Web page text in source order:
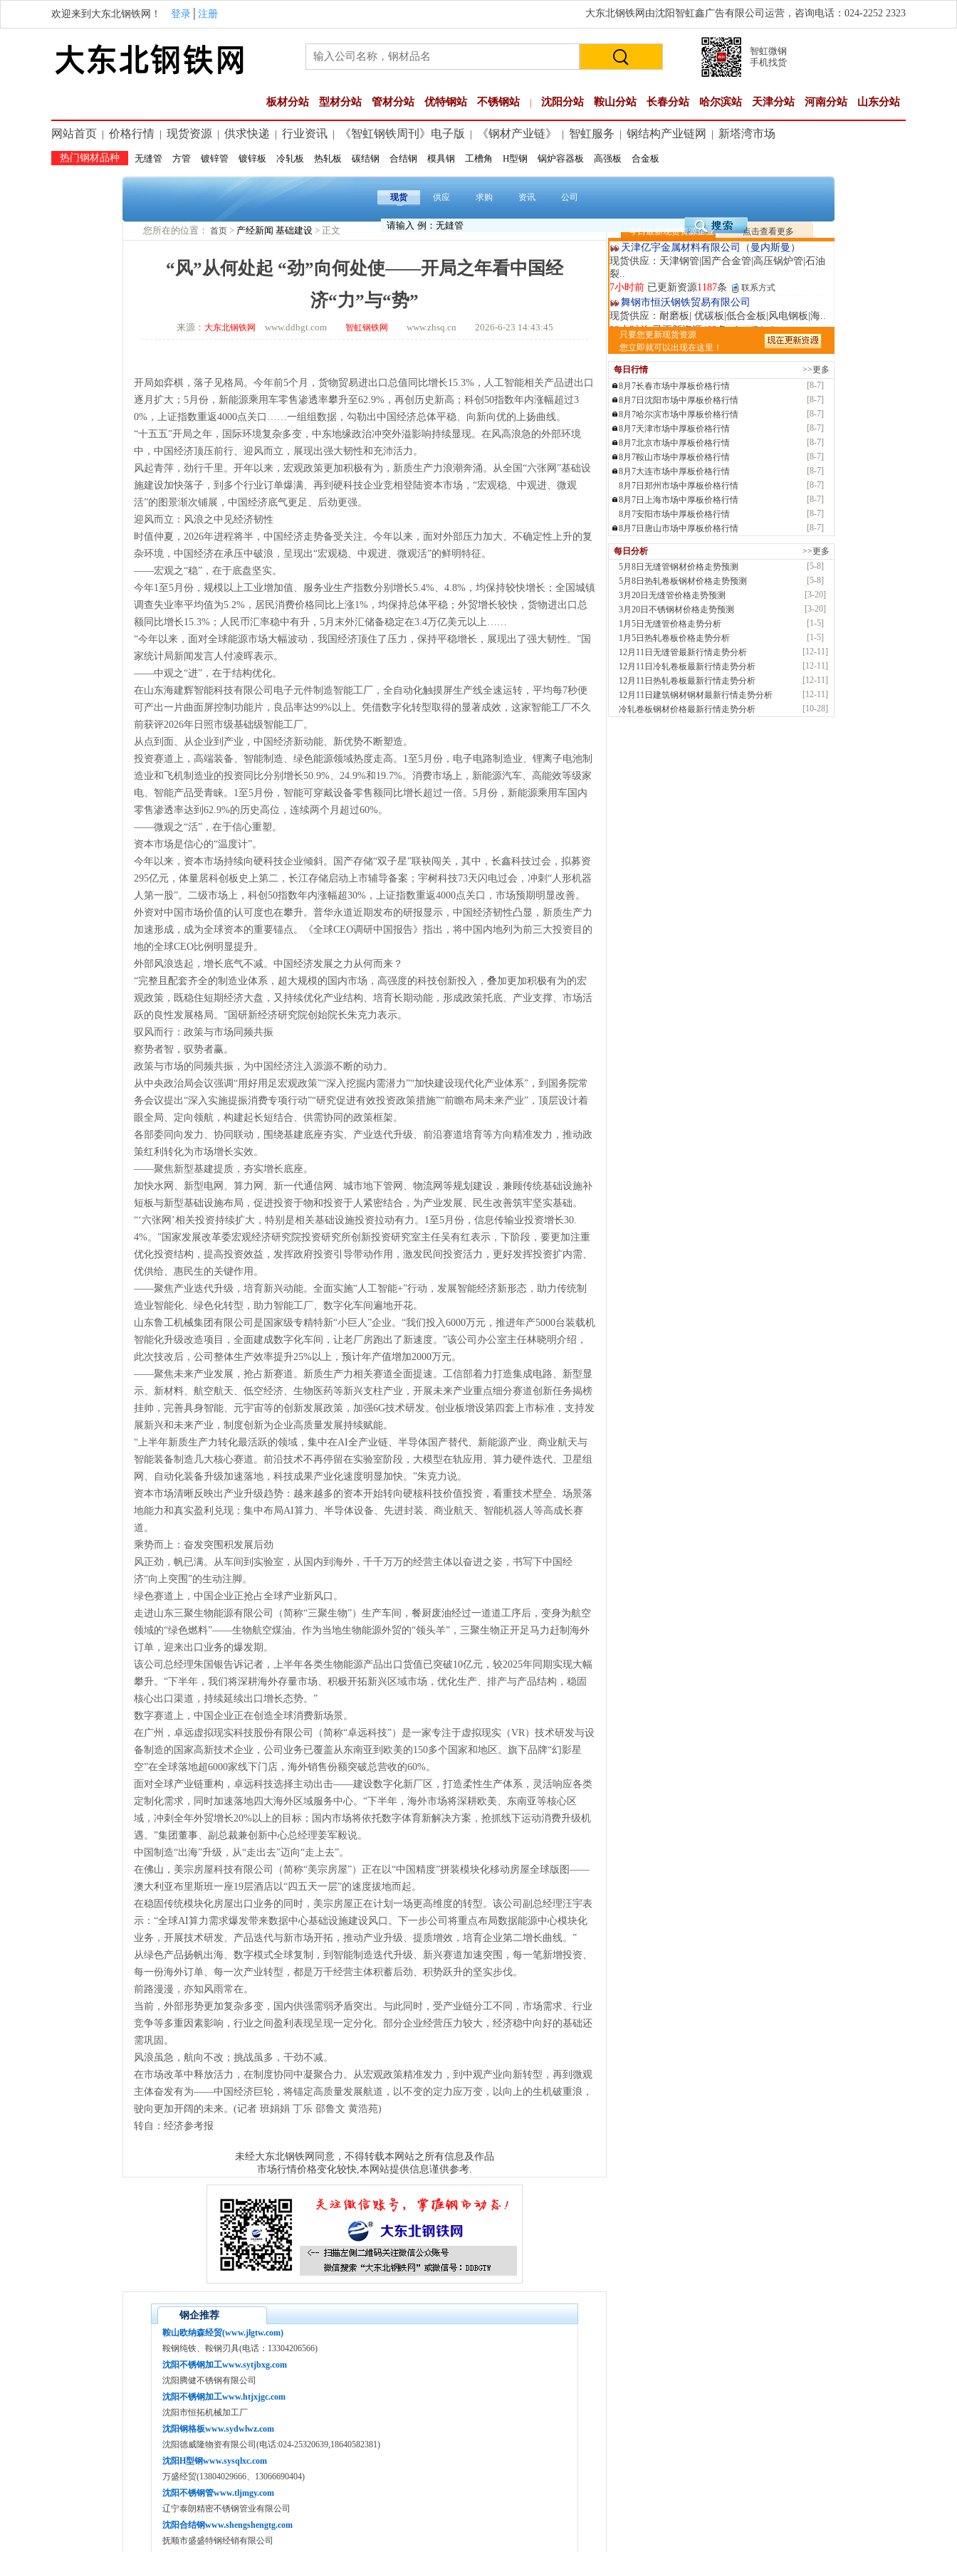
欢迎来到大东北钢铁网！ 登录 注册 大东北钢铁网由沈阳智虹鑫广告有限公司运营，咨询电话：024-2252 2323
智虹微钢
手机找货
板材分站 型材分站 管材分站 优特钢站 不锈钢站 沈阳分站 鞍山分站 长春分站 哈尔滨站 天津分站 河南分站 山东分站
网站首页 价格行情 现货资源 供求快递 行业资讯 《智虹钢铁周刊》电子版 《钢材产业链》 智虹服务 钢结构产业链网 新塔湾市场
热门钢材品种 无缝管 方管 镀锌管 镀锌板 冷轧板 热轧板 碳结钢 合结钢 模具钢 工槽角 H型钢 锅炉容器板 高强板 合金板
现货 供应 求购 资讯 公司
您所在的位置： 首页 > 产经新闻 基础建设 > 正文
“风”从何处起 “劲”向何处使——开局之年看中国经
济“力”与“势”
来源： 大东北钢铁网 www.ddbgt.com 智虹钢铁网 www.zhsq.cn 2026-6-23 14:43:45
开局如弈棋，落子见格局。今年前5个月，货物贸易进出口总值同比增长15.3%，人工智能相关产品进出口
逐月扩大；5月份，新能源乘用车零售渗透率攀升至62.9%，再创历史新高；科创50指数年内涨幅超过3
0%，上证指数重返4000点关口……一组组数据，勾勒出中国经济总体平稳、向新向优的上扬曲线。
“十五五”开局之年，国际环境复杂多变，中东地缘政治冲突外溢影响持续显现。在风高浪急的外部环境
中，中国经济顶压前行、迎风而立，展现出强大韧性和充沛活力。
风起青萍，劲行千里。开年以来，宏观政策更加积极有为，新质生产力浪潮奔涌。从全国“六张网”基础设
施建设加快落子，到多个行业订单爆满、再到硬科技企业竞相登陆资本市场，“宏观稳、中观进、微观
活”的图景渐次铺展，中国经济底气更足、后劲更强。
迎风而立：风浪之中见经济韧性
时值仲夏，2026年进程将半，中国经济走势备受关注。今年以来，面对外部压力加大、不确定性上升的复
杂环境，中国经济在承压中破浪，呈现出“宏观稳、中观进、微观活”的鲜明特征。
——宏观之“稳”，在于底盘坚实。
今年1至5月份，规模以上工业增加值、服务业生产指数分别增长5.4%、4.8%，均保持较快增长；全国城镇
调查失业率平均值为5.2%，居民消费价格同比上涨1%，均保持总体平稳；外贸增长较快，货物进出口总
额同比增长15.3%；人民币汇率稳中有升，5月末外汇储备稳定在3.4万亿美元以上……
“今年以来，面对全球能源市场大幅波动，我国经济顶住了压力，保持平稳增长，展现出了强大韧性。”国
家统计局新闻发言人付凌晖表示。
——中观之“进”，在于结构优化。
在山东海建辉智能科技有限公司电子元件制造智能工厂，全自动化触摸屏生产线全速运转，平均每7秒便
可产出一片曲面屏控制功能片，良品率达99%以上。凭借数字化转型取得的显著成效，这家智能工厂不久
前获评2026年日照市级基础级智能工厂。
从点到面、从企业到产业，中国经济新动能、新优势不断塑造。
投资赛道上，高端装备、智能制造、绿色能源领域热度走高。1至5月份，电子电路制造业、锂离子电池制
造业和飞机制造业的投资同比分别增长50.9%、24.9%和19.7%。消费市场上，新能源汽车、高能效等级家
电、智能产品受青睐。1至5月份，智能可穿戴设备零售额同比增长超过一倍。5月份，新能源乘用车国内
零售渗透率达到62.9%的历史高位，连续两个月超过60%。
——微观之“活”，在于信心重塑。
资本市场是信心的“温度计”。
今年以来，资本市场持续向硬科技企业倾斜。国产存储“双子星”联袂闯关，其中，长鑫科技过会，拟募资
295亿元，体量居科创板史上第二，长江存储启动上市辅导备案；宇树科技73天闪电过会，冲刺“人形机器
人第一股”。二级市场上，科创50指数年内涨幅超30%，上证指数重返4000点关口，市场预期明显改善。
外资对中国市场价值的认可度也在攀升。普华永道近期发布的研报显示，中国经济韧性凸显，新质生产力
加速形成，成为全球资本的重要锚点。《全球CEO调研中国报告》指出，将中国内地列为前三大投资目的
地的全球CEO比例明显提升。
外部风浪迭起，增长底气不减。中国经济发展之力从何而来？
“完整且配套齐全的制造业体系，超大规模的国内市场，高强度的科技创新投入，叠加更加积极有为的宏
观政策，既稳住短期经济大盘，又持续优化产业结构、培育长期动能，形成政策托底、产业支撑、市场活
跃的良性发展格局。”国研新经济研究院创始院长朱克力表示。
驭风而行：政策与市场同频共振
察势者智，驭势者赢。
政策与市场的同频共振，为中国经济注入源源不断的动力。
从中央政治局会议强调“用好用足宏观政策”“深入挖掘内需潜力”“加快建设现代化产业体系”，到国务院常
务会议提出“深入实施提振消费专项行动”“研究促进有效投资政策措施”“前瞻布局未来产业”，顶层设计着
眼全局、定向领航，构建起长短结合、供需协同的政策框架。
各部委同向发力、协同联动，围绕基建底座夯实、产业迭代升级、前沿赛道培育等方向精准发力，推动政
策红利转化为市场增长实效。
——聚焦新型基建提质，夯实增长底座。
加快水网、新型电网、算力网、新一代通信网、城市地下管网、物流网等规划建设，兼顾传统基础设施补
短板与新型基础设施布局，促进投资于物和投资于人紧密结合，为产业发展、民生改善筑牢坚实基础。
“‘六张网’相关投资持续扩大，特别是相关基础设施投资拉动有力。1至5月份，信息传输业投资增长30.
4%。”国家发展改革委宏观经济研究院投资研究所创新投资研究室主任吴有红表示，下阶段，要更加注重
优化投资结构，提高投资效益，发挥政府投资引导带动作用，激发民间投资活力，更好发挥投资扩内需、
优供给、惠民生的关键作用。
——聚焦产业迭代升级，培育新兴动能。全面实施“人工智能+”行动，发展智能经济新形态，助力传统制
造业智能化、绿色化转型，助力智能工厂、数字化车间遍地开花。
山东鲁工机械集团有限公司是国家级专精特新“小巨人”企业。“我们投入6000万元，推进年产5000台装载机
智能化升级改造项目，全面建成数字化车间，让老厂房跑出了新速度。”该公司办公室主任林晓明介绍，
此次技改后，公司整体生产效率提升25%以上，预计年产值增加2000万元。
——聚焦未来产业发展，抢占新赛道。新质生产力相关赛道全面提速。工信部着力打造集成电路、新型显
示、新材料、航空航天、低空经济、生物医药等新兴支柱产业，开展未来产业重点细分赛道创新任务揭榜
挂帅，完善具身智能、元宇宙等的创新发展政策，加强6G技术研发。创业板增设第四套上市标准，支持发
展新兴和未来产业，制度创新为企业高质量发展持续赋能。
“上半年新质生产力转化最活跃的领域，集中在AI全产业链、半导体国产替代、新能源产业、商业航天与
智能装备制造几大核心赛道。前沿技术不再停留在实验室阶段，大模型在轨应用、算力硬件迭代、卫星组
网、自动化装备升级加速落地，科技成果产业化速度明显加快。”朱克力说。
资本市场清晰反映出产业升级趋势：越来越多的资本开始转向硬核科技价值投资，看重技术壁垒、场景落
地能力和真实盈利兑现；集中布局AI算力、半导体设备、先进封装、商业航天、智能机器人等高成长赛
道。
乘势而上：奋发突围积发展后劲
风正劲，帆已满。从车间到实验室，从国内到海外，千千万万的经营主体以奋进之姿，书写下中国经
济“向上突围”的生动注脚。
绿色赛道上，中国企业正抢占全球产业新风口。
走进山东三聚生物能源有限公司（简称“三聚生物”）生产车间，餐厨废油经过一道道工序后，变身为航空
领域的“绿色燃料”——生物航空煤油。作为当地生物能源外贸的“领头羊”，三聚生物正开足马力赶制海外
订单，迎来出口业务的爆发期。
该公司总经理朱国银告诉记者，上半年各类生物能源产品出口货值已突破10亿元，较2025年同期实现大幅
攀升。“下半年，我们将深耕海外存量市场、积极开拓新兴区域市场，优化生产、排产与产品结构，稳固
核心出口渠道，持续延续出口增长态势。”
数字赛道上，中国企业正在创造全球消费新场景。
在广州，卓远虚拟现实科技股份有限公司（简称“卓远科技”）是一家专注于虚拟现实（VR）技术研发与设
备制造的国家高新技术企业，公司业务已覆盖从东南亚到欧美的150多个国家和地区。旗下品牌“幻影星
空”在全球落地超6000家线下门店，海外销售份额突破总营收的60%。
面对全球产业链重构，卓远科技选择主动出击——建设数字化新厂区，打造柔性生产体系，灵活响应各类
定制化需求，同时加速落地四大海外区域服务中心。“下半年，海外市场将深耕欧美、东南亚等核心区
域，冲刺全年外贸增长20%以上的目标；国内市场将依托数字体育新解决方案，抢抓线下运动消费升级机
遇。”集团董事、副总裁兼创新中心总经理姜军毅说。
中国制造“出海”升级，从“走出去”迈向“走上去”。
在佛山，美宗房屋科技有限公司（简称“美宗房屋”）正在以“中国精度”拼装模块化移动房屋全球版图——
澳大利亚布里斯班一座19层酒店以“四五天一层”的速度拔地而起。
在稳固传统模块化房屋出口业务的同时，美宗房屋正在计划一场更高维度的转型。该公司副总经理汪宇表
示：“全球AI算力需求爆发带来数据中心基础设施建设风口。下一步公司将重点布局数据能源中心模块化
业务，开展技术研发、产品迭代与新市场开拓，推动产业升级、提质增效，培育企业第二增长曲线。”
从绿色产品扬帆出海、数字模式全球复制，到智能制造迭代升级、新兴赛道加速突围，每一笔新增投资、
每一份海外订单、每一次产业转型，都是万千经营主体积蓄后劲、积势跃升的坚实步伐。
前路漫漫，亦知风雨常在。
当前，外部形势更加复杂多变，国内供强需弱矛盾突出。与此同时，受产业链分工不同，市场需求、行业
竞争等多重因素影响，行业之间盈利表现呈现一定分化。部分企业经营压力较大，经济稳中向好的基础还
需巩固。
风浪虽急，航向不改；挑战虽多，干劲不减。
在市场改革中释放活力，在制度协同中凝聚合力。从宏观政策精准发力，到中观产业向新转型，再到微观
主体奋发有为——中国经济巨轮，将锚定高质量发展航道，以不变的定力应万变，以向上的生机破重浪，
驶向更加开阔的未来。(记者 班娟娟 丁乐 邵鲁文 黄浩苑)
转自：经济参考报
未经大东北钢铁网 同意，不得转载本网站之所有信息及作品
市场行情价格变化较快,本网站提供信息谨供参考.
今日最新现货资源企业 点击查看更多
玖隆晟钢管制造有限公司
1小时前
已更新资源 419条 联系方式
安阳市润兴商贸有限公司
现货供应：低合金板|高强度板|Z向板|
山东鑫启程钢管有限公司
现货供应：
现货供应：锅炉容器板Q245R Q345R|国标国..
7小时前已更新资源302条 联系方式
天津亿宇金属材料有限公司（曼内斯曼）
现货供应：天津钢管|国产合金管|高压锅炉管|石油
裂..
7小时前已更新资源1187条 联系方式
舞钢市恒沃钢铁贸易有限公司
现货供应：耐磨板| 优碳板|低合金板|风电钢板|海..
23小时前已更新资源483条
河南省智帅实业有限公司
现货供应：特厚钢板|耐磨钢|容器板|
1天前已更新资源
舞钢市盛隆物资有限公司
现货供应：中低温锅炉容器板|中厚板|耐磨板|高强
板..
1天前已更新资源21条 联系方式
天津宝仓腾飞钢管销售有限公司
现货供应：输送流体管、高压锅炉管、化肥专用
管、耐低..
1天前已更新资源875条 联系方式
天津市辰建商贸有限公司
现货供应：不锈方管| 热扩无缝管| 方矩管
1天前已更新资源1280条 联系方式
现货供应：无缝管|合金管|圆钢|精密光亮管|马氏体..
1小时前已更新资源419条 联系方式
安阳市润兴商贸有限公司
现货供应：低合金板|高强度板|Z向板|
2小时前已更新资源254条
山东鑫启程钢管有限公司
现货供应：
2小时前 已更新资源958条 联系方式
河南敬冶重工有限公司
现货供应：锅炉容器板Q245R Q345R|国标国..
7小时前 已更新资源302条 联系方式
天津亿宇金属材料有限公司（曼内斯曼）
只要您更新现货资源
您立即就可以出现在这里！
每日行情
>>更多
8月7长春市场中厚板价格行情
[8-7]
8月7日沈阳市场中厚板价格行情
[8-7]
8月7哈尔滨市场中厚板价格行情
[8-7]
8月7天津市场中厚板价格行情
[8-7]
8月7北京市场中厚板价格行情
[8-7]
8月7鞍山市场中厚板价格行情
[8-7]
8月7大连市场中厚板价格行情
[8-7]
8月7日郑州市场中厚板价格行情
[8-7]
8月7日上海市场中厚板价格行情
[8-7]
8月7安阳市场中厚板价格行情
[8-7]
8月7日唐山市场中厚板价格行情
[8-7]
每日分析
>>更多
5月8日无缝管钢材价格走势预测
[5-8]
5月8日热轧卷板钢材价格走势预测
[5-8]
3月20日无缝管价格走势预测
[3-20]
3月20日不锈钢材价格走势预测
[3-20]
1月5日无缝管价格走势分析
[1-5]
1月5日热轧卷板价格走势分析
[1-5]
12月11日无缝管最新行情走势分析
[12-11]
12月11日冷轧卷板最新行情走势分析
[12-11]
12月11日热轧卷板最新行情走势分析
[12-11]
12月11日建筑钢材钢材最新行情走势分析
[12-11]
冷轧卷板钢材价格最新行情走势分析
[10-28]
钢企推荐
鞍山欧纳森经贸(www.jlgtw.com)
鞍钢纯铁、鞍钢刃具(电话：13304206566)
沈阳不锈钢加工www.sytjbxg.com
沈阳腾健不锈钢有限公司
沈阳不锈钢加工www.htjxjgc.com
沈阳市恒拓机械加工厂
沈阳钢格板www.sydwlwz.com
沈阳德威隆物资有限公司(电话:024-25320639,18640582381)
沈阳H型钢www.sysqlxc.com
万盛经贸(13804029666、13066690404)
沈阳不锈钢管www.tljmgy.com
辽宁泰朗精密不锈钢管业有限公司
沈阳合结钢www.shengshengtg.com
抚顺市盛盛特钢经销有限公司